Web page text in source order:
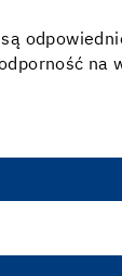
na